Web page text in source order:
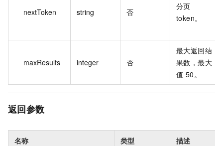
nextToken string 否
分页
token。
maxResults integer 否
最大返回结
果数，最大
值 50。
返回参数
名称 类型 描述